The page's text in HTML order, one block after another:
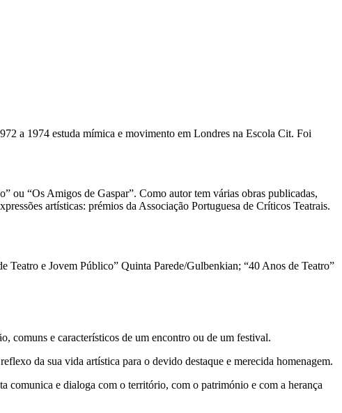
a 1974 estuda mímica e movimento em Londres na Escola Cit. Foi
ou “Os Amigos de Gaspar”. Como autor tem várias obras publicadas,
artísticas: prémios da Associação Portuguesa de Críticos Teatrais.
e Jovem Público” Quinta Parede/Gulbenkian; “40 Anos de Teatro”
comuns e característicos de um encontro ou de um festival.
da sua vida artística para o devido destaque e merecida homenagem.
comunica e dialoga com o território, com o património e com a herança